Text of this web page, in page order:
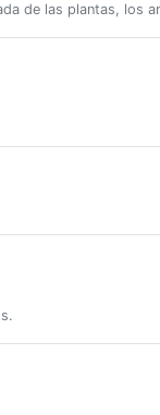
de las plantas, los